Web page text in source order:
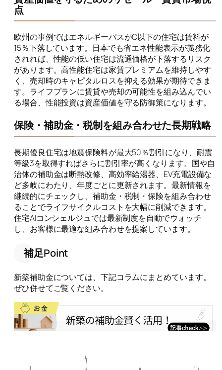
点
欧州の事例ではエネルギーパスがC以下の住宅は賃料が
15％下落しています。日本でも省エネ性能表示が義務化
されれば、性能の低い住宅は流通価格が下落するリスク
があります。高性能住宅は家賃プレミアムを維持しやす
く、売却時のキャピタルロスを抑える効果が期待できま
す。ライフプランに賃貸や売却の可能性を組み込んでい
る場合、性能投資は資産価値を守る防御策になります。
保険・補助金・税制を組み合わせた長期戦略
長期優良住宅は地震保険料が最大50％割引になり、耐震
等級3を取得すればさらに割引率が高くなります。国や自
治体の補助金は断熱改修、高効率給湯器、EV充電設備な
ど多岐にわたり、年度ごとに更新されます。最新情報を
継続的にチェックし、補助金・税制・保険を組み合わせ
ることでライフサイクルコストを大幅に削減できます。
住宅AIコンシェルジュでは最新制度を自動でウォッチ
し、お客様に最適な組み合わせを提案しています。
補足Point
新築補助金については、下記コラムにまとめています。
ぜひ併せてご覧ください。
価値を守りましょう。